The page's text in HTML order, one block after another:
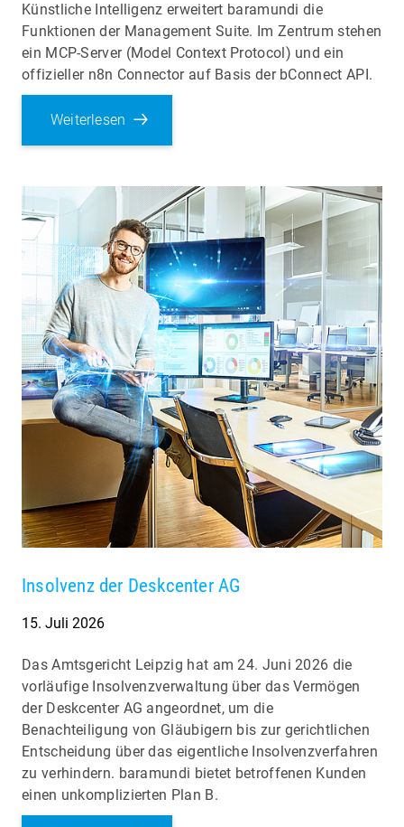
Künstliche Intelligenz erweitert baramundi die
Funktionen der Management Suite. Im Zentrum stehen
ein MCP-Server (Model Context Protocol) und ein
offizieller n8n Connector auf Basis der bConnect API.
Weiterlesen
Insolvenz der Deskcenter AG
15. Juli 2026
Das Amtsgericht Leipzig hat am 24. Juni 2026 die
vorläufige Insolvenzverwaltung über das Vermögen
der Deskcenter AG angeordnet, um die
Benachteiligung von Gläubigern bis zur gerichtlichen
Entscheidung über das eigentliche Insolvenzverfahren
zu verhindern. baramundi bietet betroffenen Kunden
einen unkomplizierten Plan B.